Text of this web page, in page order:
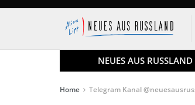
NEUES AUS RUSSLAND
Home Telegram Kanal